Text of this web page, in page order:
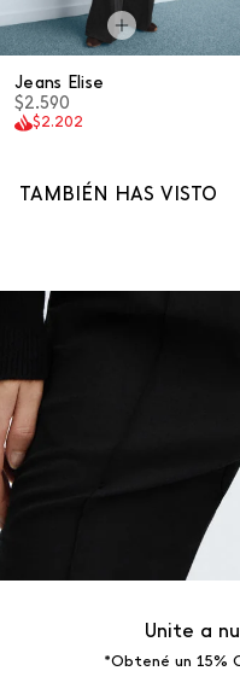
Jeans Elise
$2.590
$2.202
TAMBIÉN HAS VISTO
Unite a
*Obtené un 15%